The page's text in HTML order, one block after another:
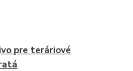
pre teráriové